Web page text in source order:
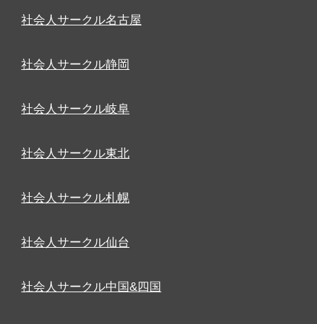
社会人サークル名古屋
社会人サークル静岡
社会人サークル岐阜
社会人サークル東北
社会人サークル札幌
社会人サークル仙台
社会人サークル中国&四国